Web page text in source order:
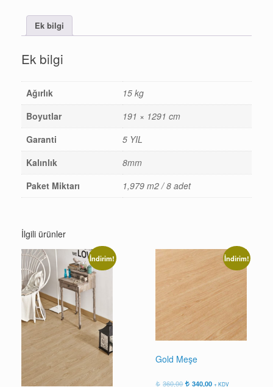
Ek bilgi
Ek bilgi
Ağırlık
15 kg
Boyutlar
191 × 1291 cm
Garanti
5 YIL
Kalınlık
8mm
Paket Miktarı
1,979 m2 / 8 adet
İlgili ürünler
İndirim! İndirim!
Gold Meşe
360,00 Orijinal
340,00Şu
+ KDV